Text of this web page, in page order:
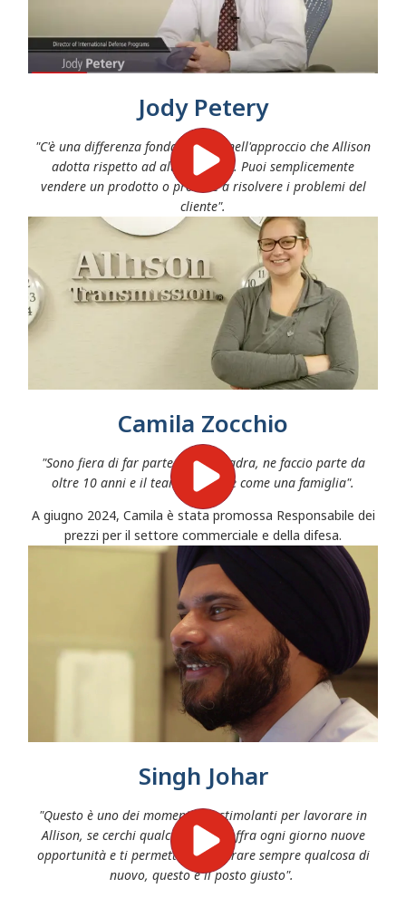
Jody Petery
"C'è una differenza fondamentale nell'approccio che Allison
adotta rispetto ad altre aziende. Puoi semplicemente
vendere un prodotto o provare a risolvere i problemi del
cliente".
Camila Zocchio
"Sono fiera di far parte della squadra, ne faccio parte da
oltre 10 anni e il team Finance è come una famiglia".
A giugno 2024, Camila è stata promossa Responsabile dei
prezzi per il settore commerciale e della difesa.
Singh Johar
"Questo è uno dei momenti più stimolanti per lavorare in
Allison, se cerchi qualcosa che ti offra ogni giorno nuove
opportunità e ti permetta di imparare sempre qualcosa di
nuovo, questo è il posto giusto".